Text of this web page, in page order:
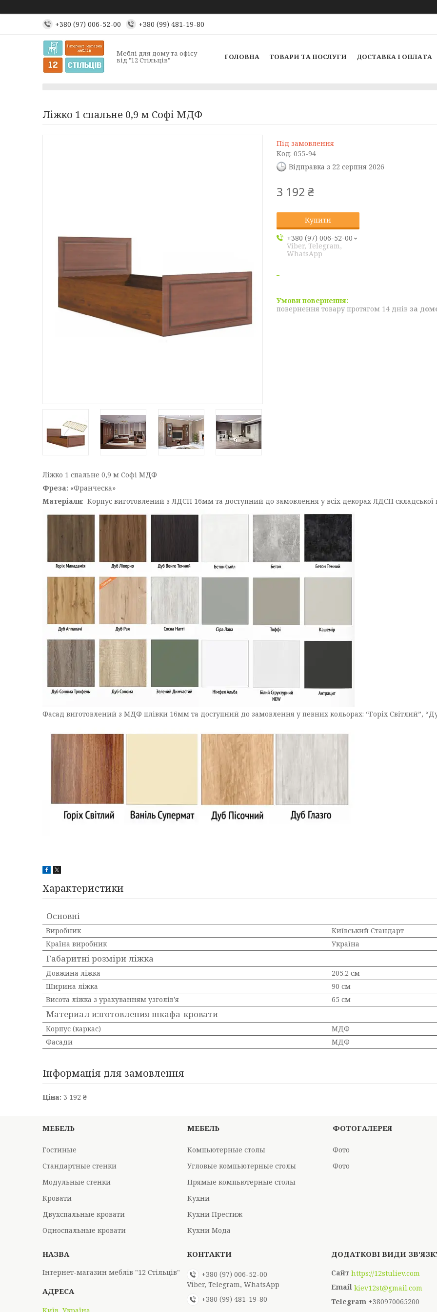
+380 (97) 006-52-00 +380 (99) 481-19-80
Меблі для дому та офісу
від "12 Стільців" ГОЛОВНА ТОВАРИ ТА ПОСЛУГИ ДОСТАВКА І ОПЛАТА
Ліжко 1 спальне 0,9 м Софі МДФ
Під замовлення
Код: 055-94
Відправка з 22 серпня 2026
3 192 ₴
Купити
+380 (97) 006-52-00
Viber, Telegram,
WhatsApp
повернення товару протягом 14 днів за
Ліжко 1 спальне 0,9 м Софі МДФ
Фреза: «Франческа»
Матеріали: Корпус виготовлений з ЛДСП 16мм та доступний до замовлення у всіх декорах ЛДСП складської
Фасад виготовлений з МДФ плівки 16мм та доступний до замовлення у певних кольорах: “Горіх Світлий”,
Характеристики
Основні
Виробник
Київський Стандарт
Країна виробник
Україна
Габаритні розміри ліжка
Довжина ліжка
205.2 см
Ширина ліжка
90 см
Висота ліжка з урахуванням узголів'я
65 см
Материал изготовления шкафа-кровати
Корпус (каркас)
МДФ
Фасади
МДФ
Інформація для замовлення
Ціна: 3 192 ₴
МЕБЕЛЬ
Гостиные
Стандартные стенки
Модульные стенки
Кровати
Двухспальные кровати
Односпальные кровати
МЕБЕЛЬ
Компьютерные столы
Угловые компьютерные столы
Прямые компьютерные столы
Кухни
Кухни Престиж
Кухни Мода
ФОТОГАЛЕРЕЯ
Фото
Фото
Інтернет-магазин меблів "12 Стільців"
+380 (97) 006-52-00
Viber, Telegram, WhatsApp
+380 (99) 481-19-80
https://12stuliev.com
kiev12st@gmail.com
+380970065200